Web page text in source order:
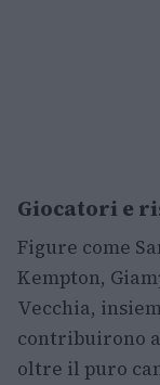
Giocatori e
Figure come
Kempton,
Vecchia,
contribuirono
oltre il puro